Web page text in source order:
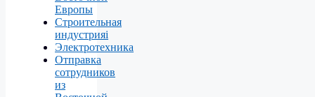
Европы
Строительная
индустрияі
Электротехника
Отправка
сотрудников
из